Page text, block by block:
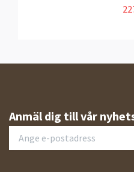
Anmäl dig till vår